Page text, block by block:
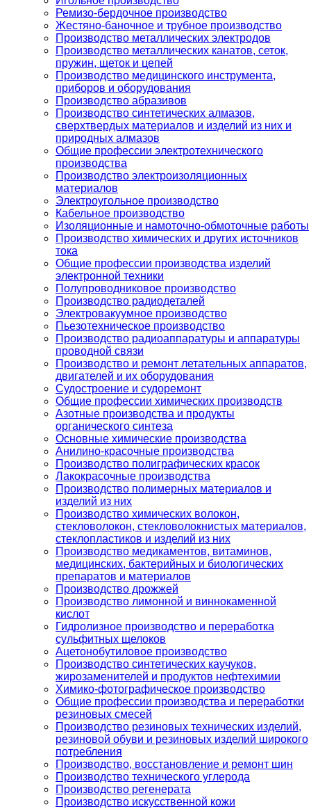
Ремизо-бердочное производство
Жестяно-баночное и трубное производство
Производство металлических электродов
Производство металлических канатов, сеток,
пружин, щеток и цепей
Производство медицинского инструмента,
приборов и оборудования
Производство абразивов
Производство синтетических алмазов,
сверхтвердых материалов и изделий из них и
природных алмазов
Общие профессии электротехнического
производства
Производство электроизоляционных
материалов
Электроугольное производство
Кабельное производство
Изоляционные и намоточно-обмоточные работы
Производство химических и других источников
тока
Общие профессии производства изделий
электронной техники
Полупроводниковое производство
Производство радиодеталей
Электровакуумное производство
Пьезотехническое производство
Производство радиоаппаратуры и аппаратуры
проводной связи
Производство и ремонт летательных аппаратов,
двигателей и их оборудования
Судостроение и судоремонт
Общие профессии химических производств
Азотные производства и продукты
органического синтеза
Основные химические производства
Анилино-красочные производства
Производство полиграфических красок
Лакокрасочные производства
Производство полимерных материалов и
изделий из них
Производство химических волокон,
стекловолокон, стекловолокнистых материалов,
стеклопластиков и изделий из них
Производство медикаментов, витаминов,
медицинских, бактерийных и биологических
препаратов и материалов
Производство дрожжей
Производство лимонной и виннокаменной
кислот
Гидролизное производство и переработка
сульфитных щелоков
Ацетонобутиловое производство
Производство синтетических каучуков,
жирозаменителей и продуктов нефтехимии
Химико-фотографическое производство
Общие профессии производства и переработки
резиновых смесей
Производство резиновых технических изделий,
резиновой обуви и резиновых изделий широкого
потребления
Производство, восстановление и ремонт шин
Производство технического углерода
Производство регенерата
Производство искусственной кожи